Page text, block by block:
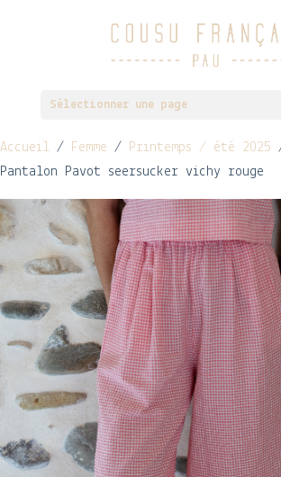
Sélectionner une page
Accueil / Femme / Printemps / été 2025
Pantalon Pavot seersucker vichy rouge